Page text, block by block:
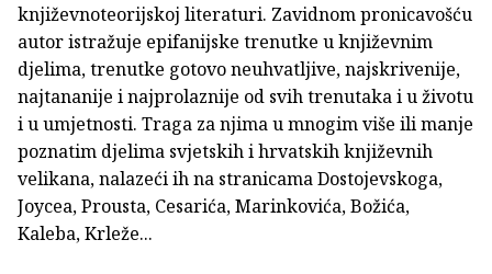
književnoteorijskoj literaturi. Zavidnom pronicavošću
autor istražuje epifanijske trenutke u književnim
djelima, trenutke gotovo neuhvatljive, najskrivenije,
najtananije i najprolaznije od svih trenutaka i u životu
i u umjetnosti. Traga za njima u mnogim više ili manje
poznatim djelima svjetskih i hrvatskih književnih
velikana, nalazeći ih na stranicama Dostojevskoga,
Joycea, Prousta, Cesarića, Marinkovića, Božića,
Kaleba, Krleže...